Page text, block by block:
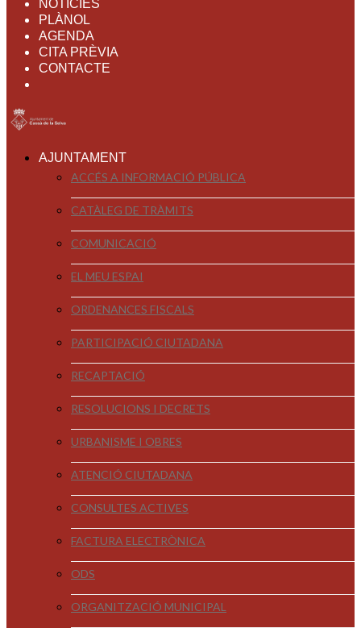
NOTÍCIES
PLÀNOL
AGENDA
CITA PRÈVIA
CONTACTE
AJUNTAMENT
ACCÉS A INFORMACIÓ PÚBLICA
CATÀLEG DE TRÀMITS
COMUNICACIÓ
EL MEU ESPAI
ORDENANCES FISCALS
PARTICIPACIÓ CIUTADANA
RECAPTACIÓ
RESOLUCIONS I DECRETS
URBANISME I OBRES
ATENCIÓ CIUTADANA
CONSULTES ACTIVES
FACTURA ELECTRÒNICA
ODS
ORGANITZACIÓ MUNICIPAL